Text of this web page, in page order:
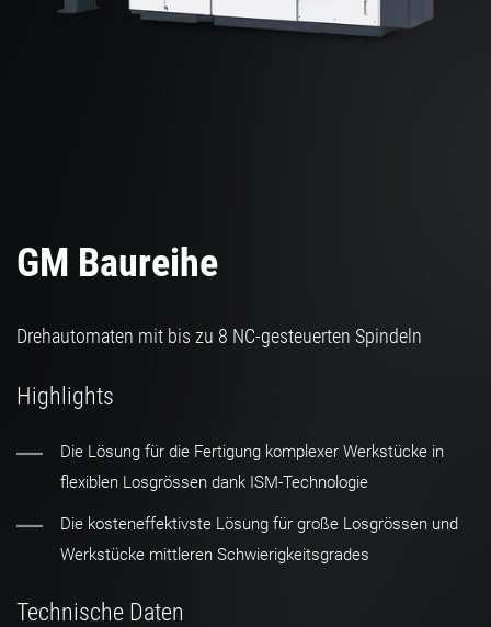
GM Baureihe
Drehautomaten mit bis zu 8 NC-gesteuerten Spindeln
Highlights
Die Lösung für die Fertigung komplexer Werkstücke in
flexiblen Losgrössen dank ISM-Technologie
Die kosteneffektivste Lösung für große Losgrössen und
Werkstücke mittleren Schwierigkeitsgrades
Technische Daten